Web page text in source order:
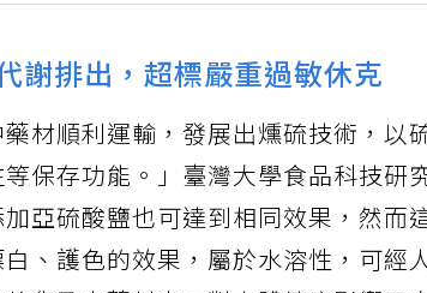
謝排出，超標嚴重過敏休克
藥材順利運輸，發展出燻硫技術，
保存功能。」臺灣大學食品科技研
亞硫酸鹽也可達到相同效果，然而
、護色的效果，屬於水溶性，可經